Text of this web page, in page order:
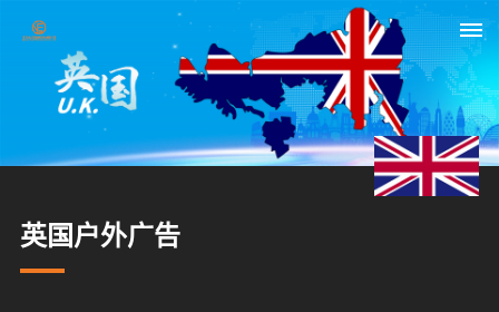
页
于
英国户外广告